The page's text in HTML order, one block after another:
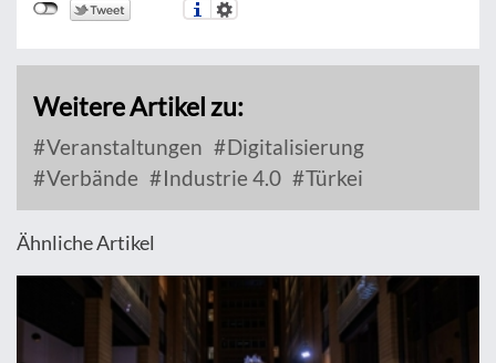
Weitere Artikel zu:
Veranstaltungen
Digitalisierung
Verbände
Industrie 4.0 Türkei
Ähnliche Artikel